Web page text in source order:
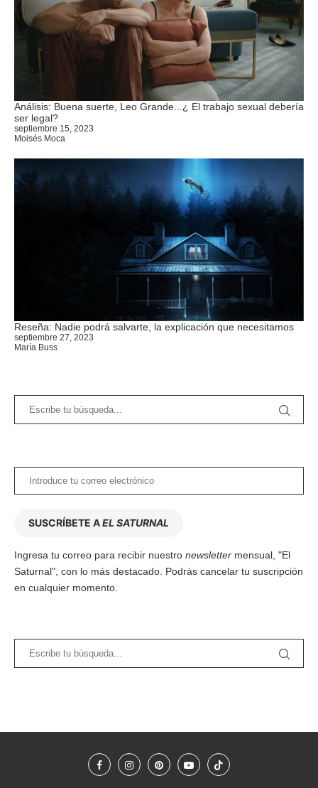
Análisis: Buena suerte, Leo Grande...¿ El trabajo sexual debería
ser legal?
septiembre 15, 2023
Moisés Moca
Reseña: Nadie podrá salvarte, la explicación que necesitamos
septiembre 27, 2023
María Buss
SUSCRÍBETE AEL SATURNAL
Ingresa tu correo para recibir nuestro newsletter mensual, "El
Saturnal", con lo más destacado. Podrás cancelar tu suscripción
en cualquier momento.